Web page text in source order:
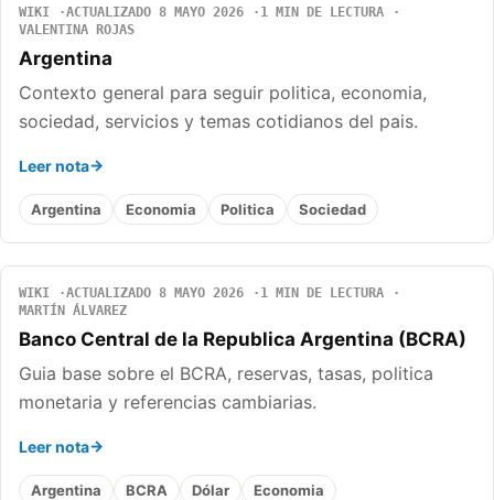
WIKI ACTUALIZADO 8 MAYO 2026
1 MIN DE LECTURA
VALENTINA ROJAS
Argentina
Contexto general para seguir politica, economia,
sociedad, servicios y temas cotidianos del pais.
Leer nota
Argentina Economia Politica Sociedad
WIKI ACTUALIZADO 8 MAYO 2026
1 MIN DE LECTURA
MARTÍN ÁLVAREZ
Banco Central de la Republica Argentina (BCRA)
Guia base sobre el BCRA, reservas, tasas, politica
monetaria y referencias cambiarias.
Leer nota
Argentina BCRA Dólar Economia